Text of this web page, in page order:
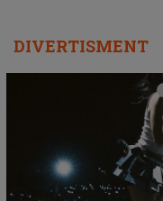
DIVERTISMENT